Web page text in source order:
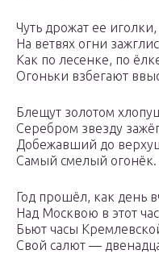
Чуть дрожат ее иголки,
На ветвях огни
Как по лесенке, по
Огоньки взбегают
Блещут золотом
Серебром звезду
Добежавший до
Самый смелый огонёк.
Год прошёл, как день
Над Москвою в этот час
Бьют часы
Свой салют —